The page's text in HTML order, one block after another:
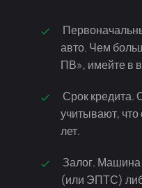
авто. Чем
ПВ», имейте в
Срок кредита.
учитывают,
лет.
Залог. Машина
(или ЭПТС)